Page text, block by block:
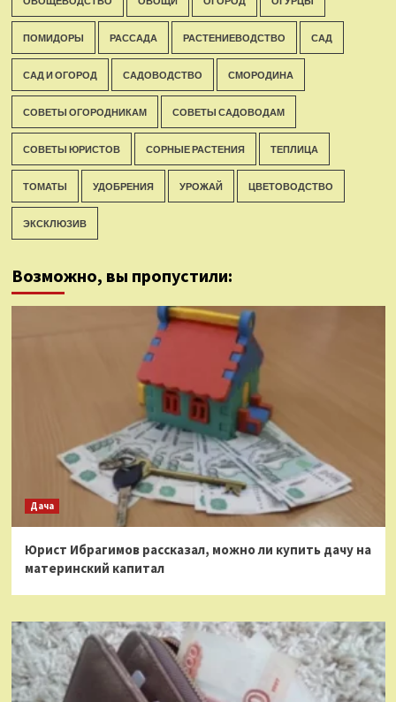
ПОМИДОРЫ РАССАДА РАСТЕНИЕВОДСТВО САД
САД И ОГОРОД САДОВОДСТВО СМОРОДИНА
СОВЕТЫ ОГОРОДНИКАМ СОВЕТЫ САДОВОДАМ
СОВЕТЫ ЮРИСТОВ СОРНЫЕ РАСТЕНИЯ ТЕПЛИЦА
ТОМАТЫ УДОБРЕНИЯ УРОЖАЙ ЦВЕТОВОДСТВО
ЭКСКЛЮЗИВ
Возможно, вы пропустили:
Дача
Юрист Ибрагимов рассказал, можно ли купить дачу на
материнский капитал